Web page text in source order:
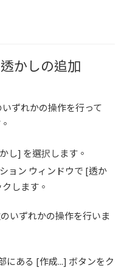
かしの追加
ずれかの操作を行って
し] を選択します。
ョン ウィンドウで [透か
します。
いずれかの操作を行いま
にある [作成...] ボタンをク